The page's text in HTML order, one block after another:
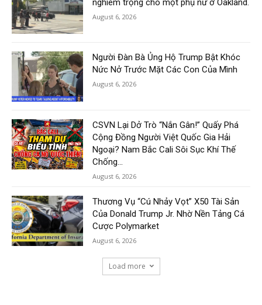
nghiêm trọng cho một phụ nữ ở Oakland.
August 6, 2026
Người Đàn Bà Ủng Hộ Trump Bật Khóc
Nức Nở Trước Mặt Các Con Của Mình
August 6, 2026
CSVN Lại Dở Trò “Nắn Gân!” Quấy Phá
Cộng Đồng Người Việt Quốc Gia Hải
Ngoại? Nam Bắc Cali Sôi Sục Khí Thế
Chống...
August 6, 2026
Thương Vụ “Cú Nhảy Vọt” X50 Tài Sản
Của Donald Trump Jr. Nhờ Nền Tảng Cá
Cược Polymarket
August 6, 2026
Load more